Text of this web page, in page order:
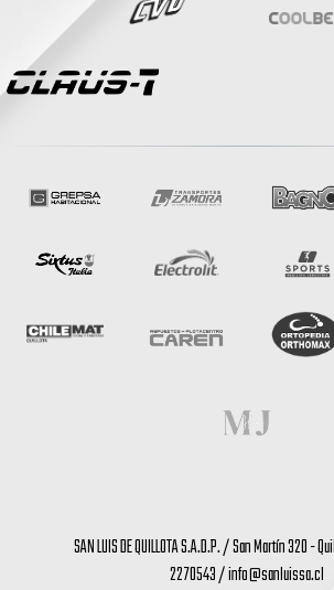
SAN LUIS DE QUILLOTA S.A.D.P. / San Martín 320 -
2270543 /info@sanluissa.cl